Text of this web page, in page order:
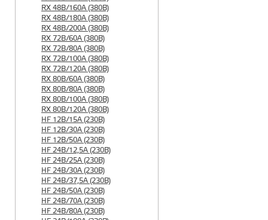
RX 48B/160A (380B)
RX 48B/180A (380B)
RX 48B/200A (380B)
RX 72B/60A (380B)
RX 72B/80A (380B)
RX 72B/100A (380B)
RX 72B/120A (380B)
RX 80B/60A (380B)
RX 80B/80A (380B)
RX 80B/100A (380B)
RX 80B/120A (380B)
HF 12B/15A (230B)
HF 12B/30A (230B)
HF 12B/50A (230B)
HF 24B/12,5A (230B)
HF 24B/25A (230B)
HF 24B/30A (230B)
HF 24B/37,5A (230B)
HF 24B/50A (230B)
HF 24B/70A (230B)
HF 24B/80A (230B)